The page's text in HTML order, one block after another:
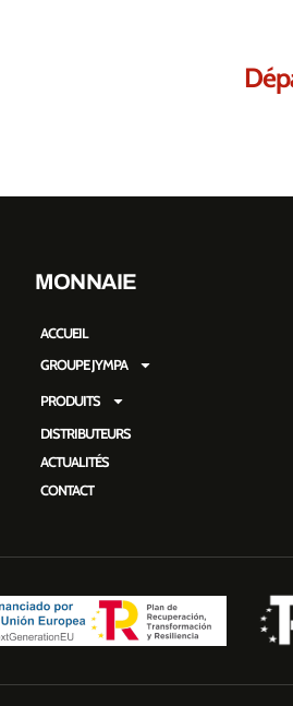
MONNAIE
ACCUEIL
GROUPE JYMPA
PRODUITS
DISTRIBUTEURS
ACTUALITÉS
CONTACT